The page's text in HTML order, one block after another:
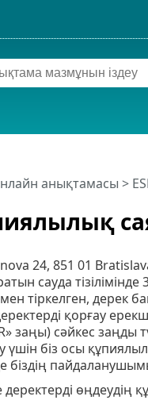
анықтамасы >
24, 851 01
сауда
тіркелген, дерек
қорғау
заңы) сәйкес заңды
үшін біз осы
біздің
өңдеудің